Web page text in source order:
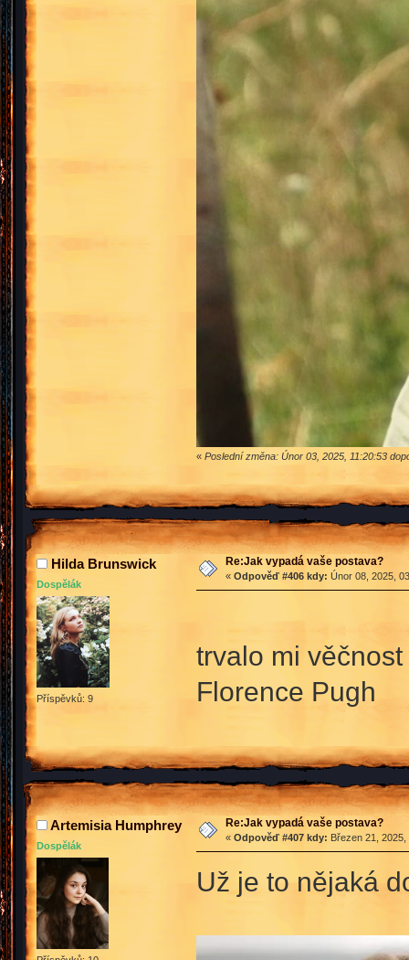
« Poslední změna: Únor 03, 2025, 11:20:53
Hilda Brunswick
Dospělák
Příspěvků: 9
Re:Jak vypadá vaše postava?
« Odpověď #406 kdy: Únor 08, 2025,
trvalo mi
Florence Pugh
Artemisia Humphrey
Dospělák
Re:Jak vypadá vaše postava?
« Odpověď #407 kdy: Březen 21,
Už je to nějaká